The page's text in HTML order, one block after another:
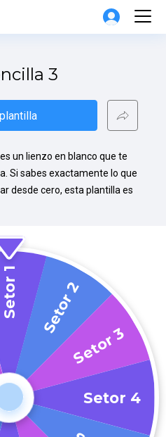
3
un lienzo en blanco que te
Si sabes exactamente lo que
desde cero, esta plantilla es